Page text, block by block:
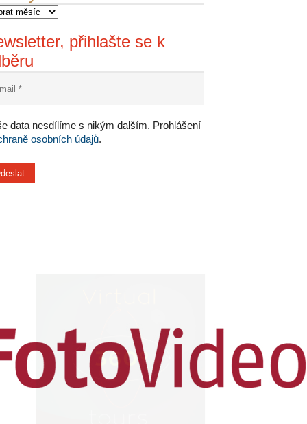
přihlašte se k
data nesdílíme s nikým dalším. Prohlášení
osobních údajů.